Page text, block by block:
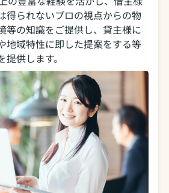
得られないプロの視点からの物
等の知識をご提供し、貸主様に
地域特性に即した提案をする等
供します。